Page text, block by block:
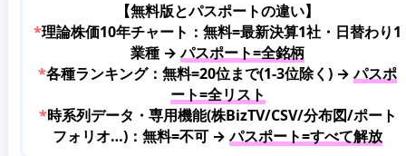
【無料版とパスポートの違い】
*理論株価10年チャート：無料=最新決算1社・日替わり1
業種 →パスポート=全銘柄
*各種ランキング：無料=20位まで(1-3位除く) →パスポ
ート=全リスト
*時系列データ・専用機能(株BizTV/CSV/分布図/ポート
フォリオ…)：無料=不可 →パスポート=すべて解放